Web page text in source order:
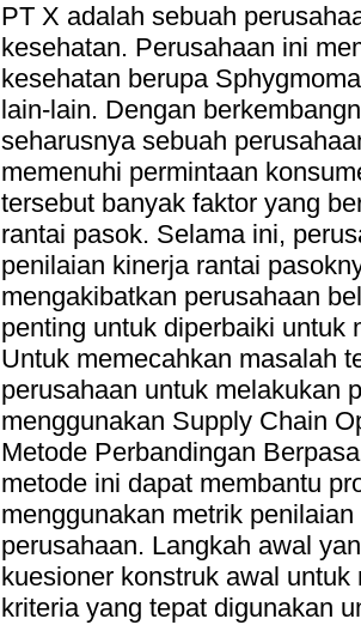
PT X adalah sebuah
kesehatan. Perusahaan ini
kesehatan berupa
lain-lain. Dengan
seharusnya sebuah
memenuhi permintaan
tersebut banyak faktor yang
rantai pasok. Selama ini,
penilaian kinerja rantai
mengakibatkan perusahaan
penting untuk diperbaiki untuk
Untuk memecahkan masalah
perusahaan untuk melakukan
menggunakan Supply Chain
Metode Perbandingan
metode ini dapat membantu
menggunakan metrik
perusahaan. Langkah awal
kuesioner konstruk awal
kriteria yang tepat digunakan